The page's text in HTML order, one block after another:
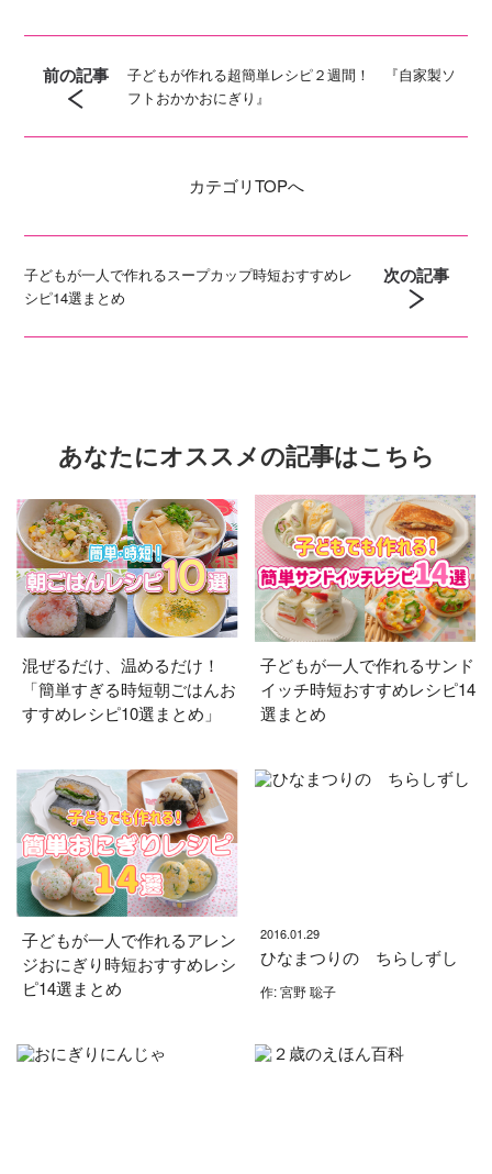
前の記事
子どもが作れる超簡単レシピ２週間！ 『自家製ソ
フトおかかおにぎり』
カテゴリTOPへ
子どもが一人で作れるスープカップ時短おすすめレ
シピ14選まとめ
次の記事
あなたにオススメの記事はこちら
混ぜるだけ、温めるだけ！
「簡単すぎる時短朝ごはんお
すすめレシピ10選まとめ」
子どもが一人で作れるサンド
イッチ時短おすすめレシピ14
選まとめ
子どもが一人で作れるアレン
ジおにぎり時短おすすめレシ
ピ14選まとめ
2016.01.29
ひなまつりの ちらしずし
作: 宮野 聡子